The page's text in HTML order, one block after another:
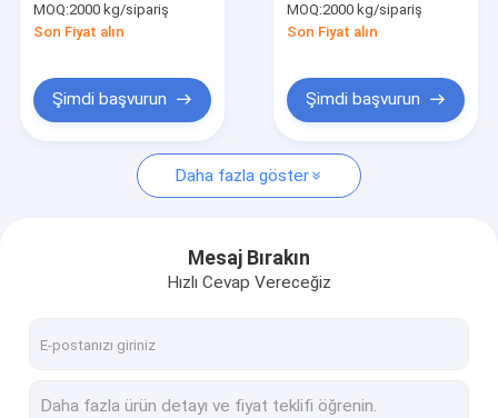
Haberler
Teklif isteği
Sanitar akrilik levhalar
lgp akrilik levha
Ses bariyeri çit
Paneller Şeffaf
PMMA
MOQ:2000 kg/sipariş
Son Fiyat alın
Şimdi başvurun
Yaprak 4mm 5mm
MOQ:2000 kg/sipariş
Son Fiyat alın
Şimdi başvurun
Daha fazla göster
Mesaj Bırakın
Hızlı Cevap Vereceğiz